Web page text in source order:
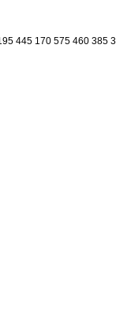
445 170 575 460